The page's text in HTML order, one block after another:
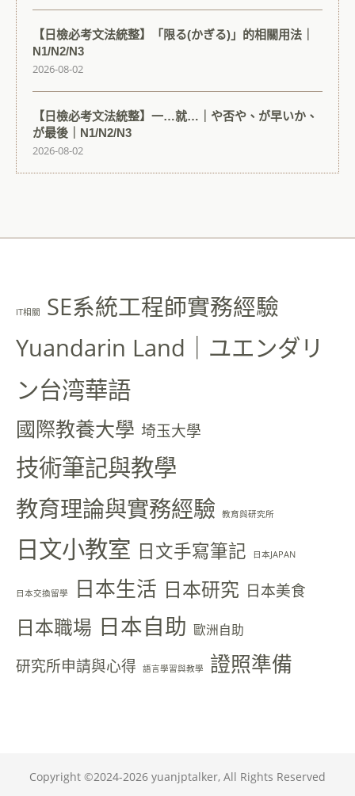
【日檢必考文法統整】「限る(かぎる)」的相關用法｜
N1/N2/N3
2026-08-02
【日檢必考文法統整】一…就…｜や否や、が早いか、
が最後｜N1/N2/N3
2026-08-02
IT相關 SE系統工程師實務經驗
Yuandarin Land｜ユエンダリ
ン台湾華語
國際教養大學 埼玉大學
技術筆記與教學
教育理論與實務經驗 教育與研究所
日文小教室 日文手寫筆記 日本JAPAN
日本交換留學 日本生活 日本研究 日本美食
日本職場 日本自助 歐洲自助
研究所申請與心得 語言學習與教學 證照準備
Copyright ©2024-2026 yuanjptalker, All Rights Reserved